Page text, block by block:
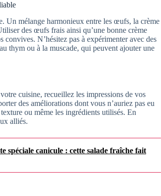
Un mélange harmonieux entre les œufs, la crème
des œufs frais ainsi qu’une bonne crème
N’hésitez pas à expérimenter avec des
thym ou à la muscade, qui peuvent ajouter une
cuisine, recueillez les impressions de vos
des améliorations dont vous n’auriez pas eu
ou même les ingrédients utilisés. En
alliés.
spéciale canicule : cette salade fraîche fait